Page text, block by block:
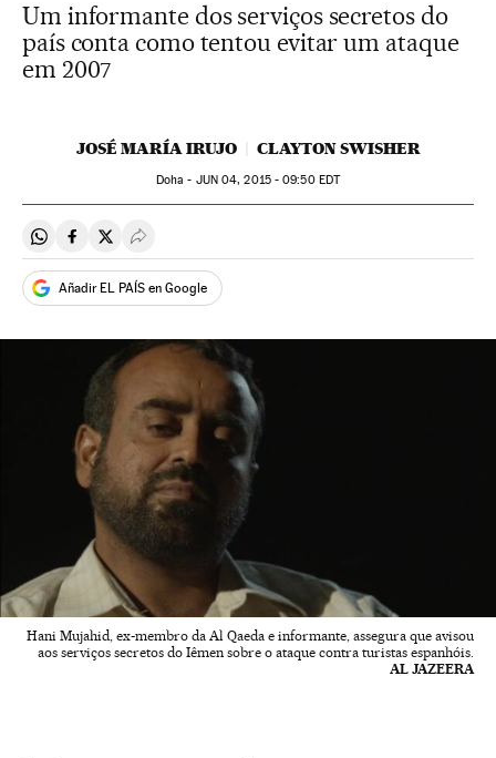
Um informante dos serviços secretos do
país conta como tentou evitar um ataque
em 2007
JOSÉ MARÍA IRUJO CLAYTON SWISHER
Doha - JUN04, 2015 - 09:50EDT
Compartir en Whatsapp
Compartir en Facebook
Compartir en Twitter
Desplegar Redes Sociales
Añadir EL PAÍS en Google
Hani Mujahid, ex-membro da Al Qaeda e informante, assegura que avisou
aos serviços secretos do Iêmen sobre o ataque contra turistas espanhóis.
AL JAZEERA